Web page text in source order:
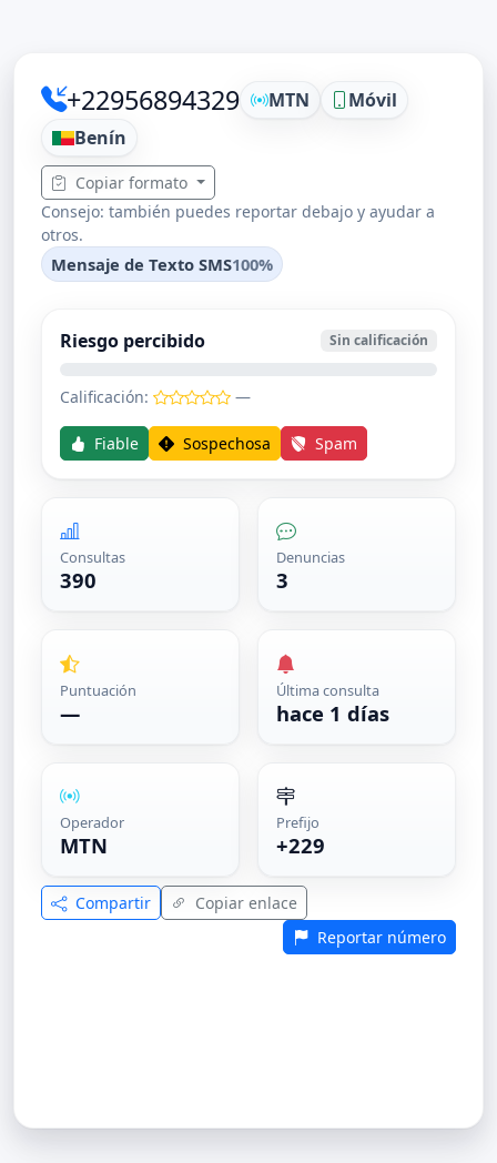
+22956894329 MTN
Móvil
Benín
Copiar formato
Consejo: también puedes reportar debajo y ayudar a
otros.
Mensaje de Texto SMS100%
Riesgo percibido Sin calificación
Calificación: —
Fiable Sospechosa Spam
Consultas
390
Denuncias
3
Puntuación
—
Última consulta
hace 1 días
Operador
MTN
Prefijo
+229
Compartir
Copiar enlace
Reportar número